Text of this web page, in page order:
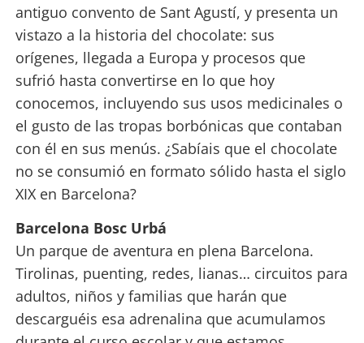
antiguo convento de Sant Agustí, y presenta un
vistazo a la historia del chocolate: sus
orígenes, llegada a Europa y procesos que
sufrió hasta convertirse en lo que hoy
conocemos, incluyendo sus usos medicinales o
el gusto de las tropas borbónicas que contaban
con él en sus menús. ¿Sabíais que el chocolate
no se consumió en formato sólido hasta el siglo
XIX en Barcelona?
Barcelona Bosc Urbá
Un parque de aventura en plena Barcelona.
Tirolinas, puenting, redes, lianas… circuitos para
adultos, niños y familias que harán que
descarguéis esa adrenalina que acumulamos